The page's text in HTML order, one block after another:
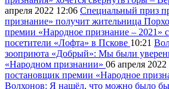
апреля 2022 12:06 Специальный приз
признание» получит жительница
премии «Народное признание – 2021»
посетители «Лофта» в Пскове 10:21
зооприюта «Добрый»: Мы были
«Народном признании» 06 апреля 2022
постановщик премии «Народное
Волхонов: Я нашёл, что можно было бы